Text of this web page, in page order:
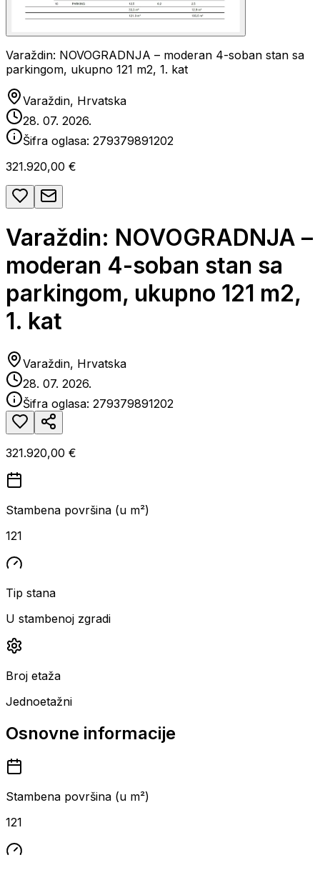
Varaždin: NOVOGRADNJA – moderan 4-soban stan sa
parkingom, ukupno 121 m2, 1. kat
Varaždin, Hrvatska
28. 07. 2026.
Šifra oglasa: 279379891202
321.920,00 €
Varaždin: NOVOGRADNJA –
moderan 4-soban stan sa
parkingom, ukupno 121 m2,
1. kat
Varaždin, Hrvatska
28. 07. 2026.
Šifra oglasa: 279379891202
321.920,00 €
Stambena površina (u m²)
121
Tip stana
U stambenoj zgradi
Broj etaža
Jednoetažni
Osnovne informacije
Stambena površina (u m²)
121